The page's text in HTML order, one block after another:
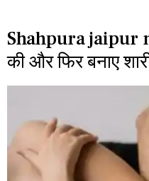
Shahpura jaipur
की और फिर बनाए